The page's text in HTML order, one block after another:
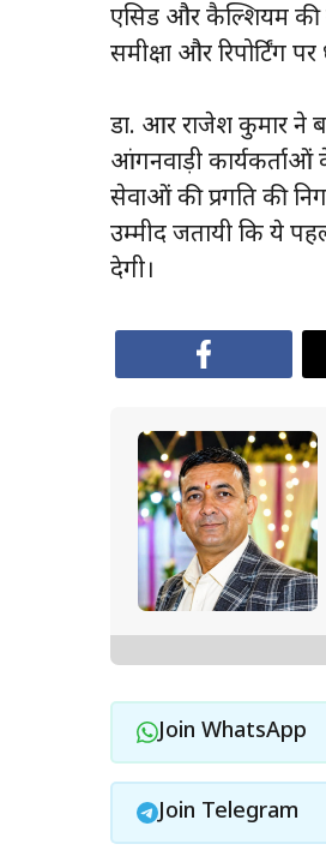
एसिड और कैल्शियम की
समीक्षा और रिपोर्टिंग
डा. आर राजेश कुमार ने
आंगनवाड़ी कार्यकर्ताओं
सेवाओं की प्रगति की
उम्मीद जतायी कि ये
देगी।
Join WhatsApp
Join Telegram